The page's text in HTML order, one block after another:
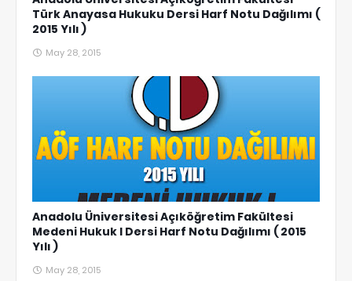
Türk Anayasa Hukuku Dersi Harf Notu Dağılımı (
2015 Yılı )
May 28, 2015
Anadolu Üniversitesi Açıköğretim Fakültesi
Medeni Hukuk I Dersi Harf Notu Dağılımı ( 2015
Yılı )
May 28, 2015